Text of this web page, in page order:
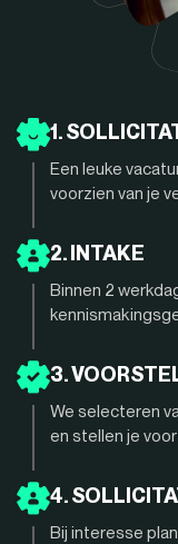
1.
Een leuke
voorzien van je
2. INTAKE
Binnen 2
3.
We selecteren
en stellen je
4.
Bij interesse